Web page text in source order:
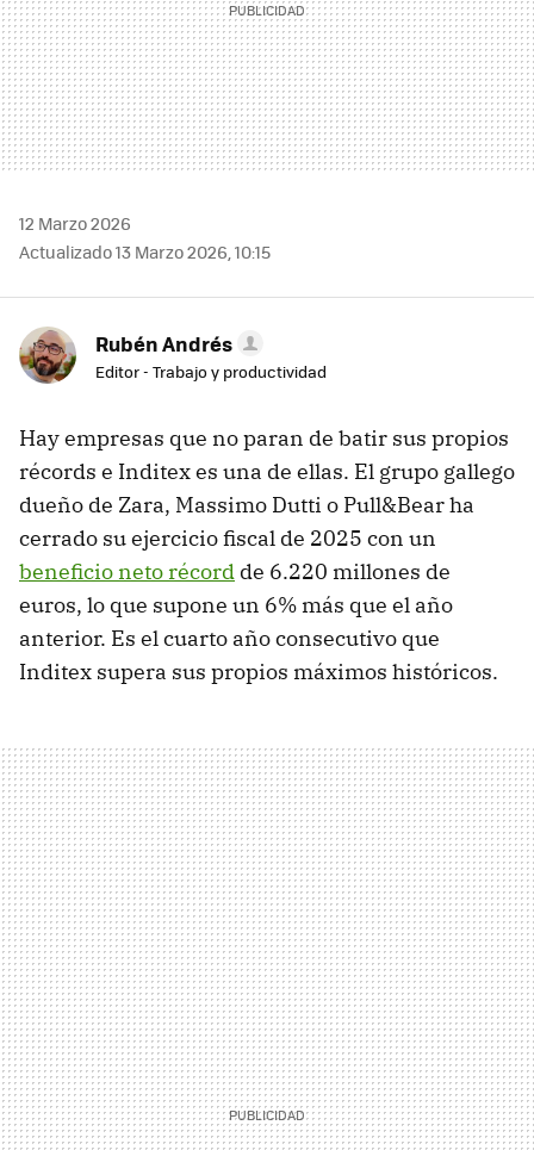
12 Marzo 2026
Actualizado 13 Marzo 2026, 10:15
Rubén Andrés
Editor - Trabajo y productividad
Hay empresas que no paran de batir sus propios
récords e Inditex es una de ellas. El grupo gallego
dueño de Zara, Massimo Dutti o Pull&Bear ha
cerrado su ejercicio fiscal de 2025 con un
beneficio neto récord de 6.220 millones de
euros, lo que supone un 6% más que el año
anterior. Es el cuarto año consecutivo que
Inditex supera sus propios máximos históricos.